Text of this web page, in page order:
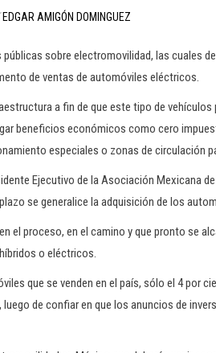
EDGAR AMIGÓN DOMINGUEZ
sobre electromovilidad, las cuales
de ventas de automóviles eléctricos.
a fin de que este tipo de vehículos
beneficios económicos como cero
especiales o zonas de circulación
Ejecutivo de la Asociación Mexicana
se generalice la adquisición de los
el proceso, en el camino y que pronto se
o eléctricos.
que se venden en el país, sólo el 4 por
de confiar en que los anuncios de